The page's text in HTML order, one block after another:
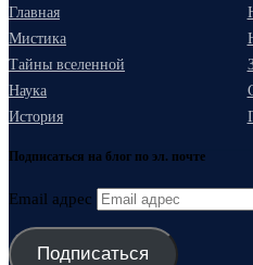
Главная
Мистика
Тайны вселенной
Наука
История
Подписаться на блог по эл. почте
Email адрес
Подписаться